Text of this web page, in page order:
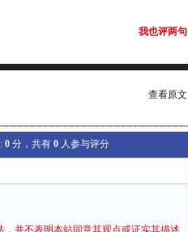
我也评两句
查看原文
0 分，共有 0 人参与评分
，并不表明本站同意其观点或证实其描述